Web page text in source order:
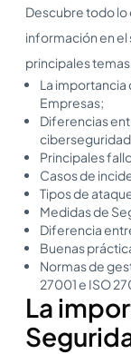
Descubre todo lo
información en
principales
La importancia
Empresas;
Diferencias
Principales
Casos de
Tipos de
Medidas de
Diferencia
Buenas
Normas de
27001 e ISO
La